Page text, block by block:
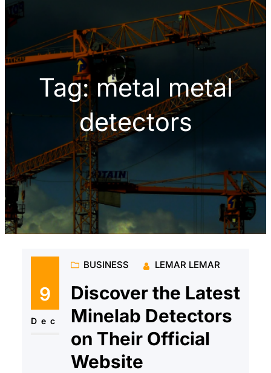
h
Tag:metal metal
detectors
9
Dec
BUSINESS LEMAR LEMAR
Discover the Latest
Minelab Detectors
on Their Official
Website